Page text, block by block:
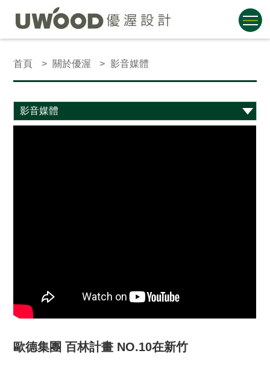
首頁 關於優渥 影音媒體
歐德集團 百林計畫 NO.10在新竹